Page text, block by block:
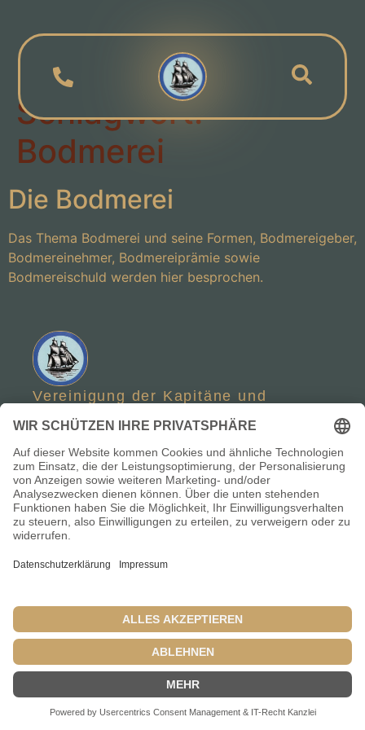
Schlagwort:
Bodmerei
Die Bodmerei
Das Thema Bodmerei und seine Formen, Bodmereigeber,
Bodmereinehmer, Bodmereiprämie sowie
Bodmereischuld werden hier besprochen.
Vereinigung der Kapitäne und
Schiffsführer des Fischlandes
Links
Datenschutzerklärung
Impressum
Einzelnachweise / Quellen
Alle Rechte vorbehalten.